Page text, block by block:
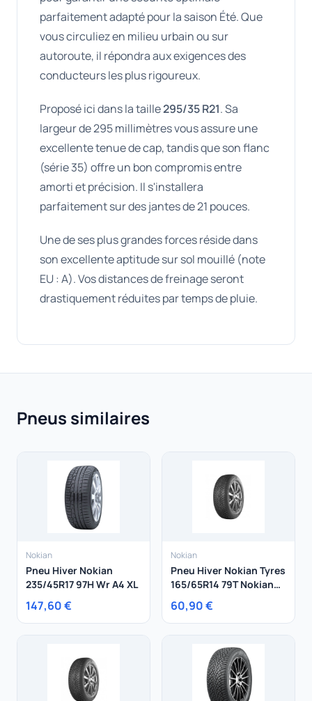
parfaitement adapté pour la saison Été. Que
vous circuliez en milieu urbain ou sur
autoroute, il répondra aux exigences des
conducteurs les plus rigoureux.
Proposé ici dans la taille295/35 R21. Sa
largeur de 295 millimètres vous assure une
excellente tenue de cap, tandis que son flanc
(série 35) offre un bon compromis entre
amorti et précision. Il s'installera
parfaitement sur des jantes de 21 pouces.
Une de ses plus grandes forces réside dans
son excellente aptitude sur sol mouillé (note
EU : A). Vos distances de freinage seront
drastiquement réduites par temps de pluie.
Pneus similaires
Nokian
Pneu Hiver Nokian
235/45R17 97H Wr A4 XL
147,60 €
Nokian
Pneu Hiver Nokian Tyres
165/65R14 79T Nokian
Tyres WR SnowProof
60,90 €